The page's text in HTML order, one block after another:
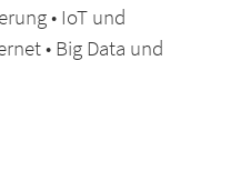
• IoT und
• Big Data und